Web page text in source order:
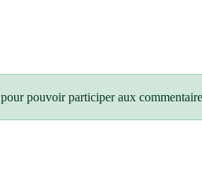
pour pouvoir participer aux